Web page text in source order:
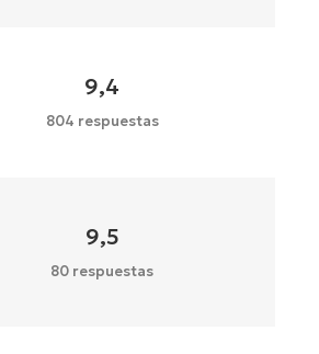
9,4
804 respuestas
9,5
80 respuestas